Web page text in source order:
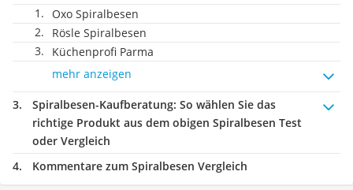
Oxo Spiralbesen
Rösle Spiralbesen
Küchenprofi Parma
mehr anzeigen
Spiralbesen-Kaufberatung: So wählen Sie das
richtige Produkt aus dem obigen Spiralbesen Test
oder Vergleich
Kommentare zum Spiralbesen Vergleich